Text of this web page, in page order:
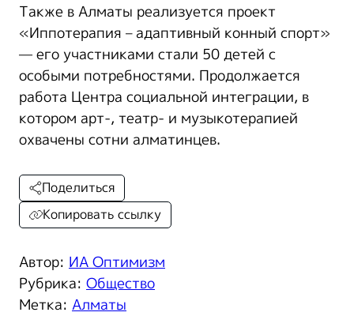
Также в Алматы реализуется проект
«Иппотерапия – адаптивный конный спорт»
— его участниками стали 50 детей с
особыми потребностями. Продолжается
работа Центра социальной интеграции, в
котором арт-, театр- и музыкотерапией
охвачены сотни алматинцев.
Автор: ИА Оптимизм
Рубрика: Общество
Метка: Алматы
Поделиться
Копировать ссылку